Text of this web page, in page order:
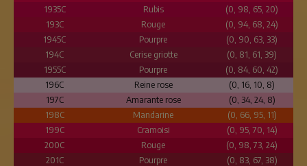
1935C
Rubis
(0, 98, 65, 20)
193C
Rouge
(0, 94, 68, 24)
1945C
Pourpre
(0, 90, 63, 33)
194C
Cerise griotte
(0, 81, 61, 39)
1955C
Pourpre
(0, 84, 60, 42)
196C
Reine rose
(0, 16, 10, 8)
197C
Amarante rose
(0, 34, 24, 8)
198C
Mandarine
(0, 66, 95, 11)
199C
Cramoisi
(0, 95, 70, 14)
200C
Rouge
(0, 98, 73, 24)
201C
Pourpre
(0, 83, 67, 38)